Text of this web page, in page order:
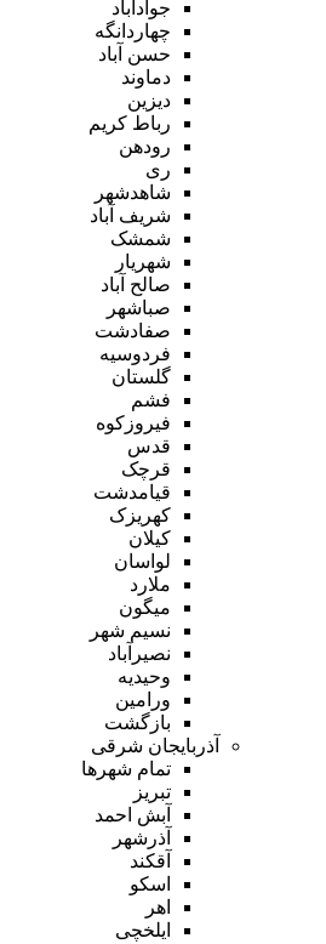
جوادآباد
چهاردانگه
حسن آباد
دماوند
دیزین
رباط کریم
رودهن
ری
شاهدشهر
شریف آباد
شمشک
شهریار
صالح آباد
صباشهر
صفادشت
فردوسیه
گلستان
فشم
فیروزکوه
قدس
قرچک
قیامدشت
کهریزک
کیلان
لواسان
ملارد
میگون
نسیم شهر
نصیرآباد
وحیدیه
ورامین
بازگشت
آذربایجان شرقی
تمام شهر‌ها
تبریز
آبش احمد
آذرشهر
آقکند
اسکو
اهر
ایلخچی